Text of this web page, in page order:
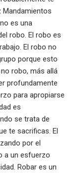
Mandamientos
es una
robo. El robo es
El robo no
porque esto
robo, más allá
profundamente
para apropiarse
es
se trata de
te sacrificas. El
por el
a un esfuerzo
Robar es un